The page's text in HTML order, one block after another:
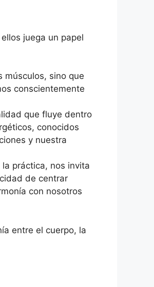
juega un papel
músculos, sino que
conscientemente
que fluye dentro
conocidos
y nuestra
práctica, nos invita
de centrar
con nosotros
entre el cuerpo, la